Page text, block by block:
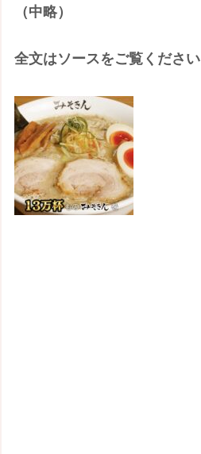
（中略）
全文はソースをご覧ください